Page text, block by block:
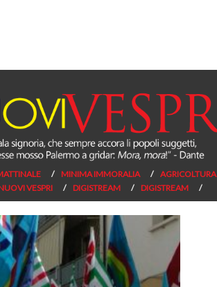
MINIMA IMMORALIA AGRICOLTURA
VESPRI DIGISTREAM DIGISTREAM